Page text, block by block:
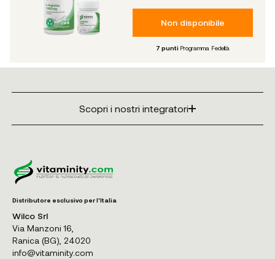
Non disponibile
7 punti Programma Fedeltà
Scopri i nostri integratori
Distributore esclusivo per l'Italia
Wilco Srl
Via Manzoni 16,
Ranica (BG), 24020
info@vitaminity.com